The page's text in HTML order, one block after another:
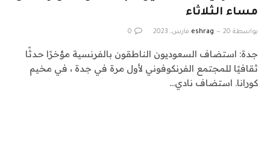
مساء الثلاثاء
بواسطة eshrag 20 مارس، 2023 0
جدة: استضاف السعوديون الناطقون بالفرنسية مؤخرًا حدثًا
ثقافيًا للمجتمع الفرنكوفوني لأول مرة في جدة ، في مخيم
كورانا. استضاف نادي…